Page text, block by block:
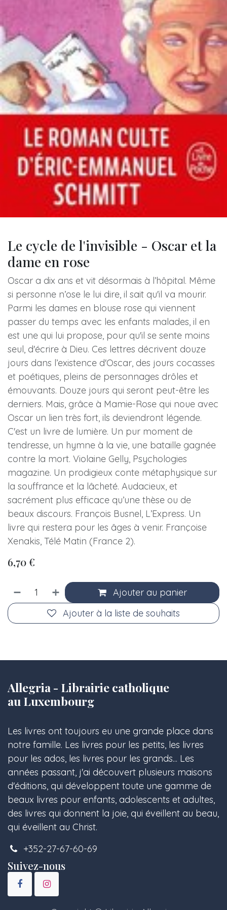
Le cycle de l'invisible - Oscar et la
dame en rose
Oscar a dix ans et vit désormais à l’hôpital. Même
si personne n’ose le lui dire, il sait qu'il va mourir.
Parmi les dames en blouse rose qui viennent
passer du temps avec les enfants malades, il en
est une qui lui propose, pour qu'il se sente moins
seul, d'écrire à Dieu. Ces lettres décrivent douze
jours dans l’existence d'Oscar, des jours cocasses
et poétiques, pleins de personnages drôles et
émouvants. Douze jours qui seront peut-être les
derniers. Mais, grâce à Mamie-Rose qui noue avec
Oscar un lien très fort, ils deviendront légende.
C'est un livre de lumière. Un pur moment de
tendresse, un hymne à la vie, une bataille gagnée
contre la mort. Violaine Gelly, Psychologies
magazine. Un prodigieux conte métaphysique sur
la souffrance et la lâcheté. Audacieux, et
sacrément plus efficace qu’une thèse ou de
beaux discours. François Busnel, L’Express. Un
livre qui restera pour les âges à venir. Françoise
Xenakis, Télé Matin (France 2).
6,70€
Ajouter au panier
Ajouter à la liste de souhaits
Allegria - Librairie catholique
au Luxembourg
Les livres ont toujours eu une grande place dans
notre famille. Les livres pour les petits, les livres
pour les ados, les livres pour les grands... Les
années passant, j'ai découvert plusieurs maisons
d'éditions, qui développent toute une gamme de
beaux livres pour enfants, adolescents et adultes,
des livres qui donnent la joie, qui éveillent au beau,
qui éveillent au Christ.
+352-27-67-60-69
Suivez-nous